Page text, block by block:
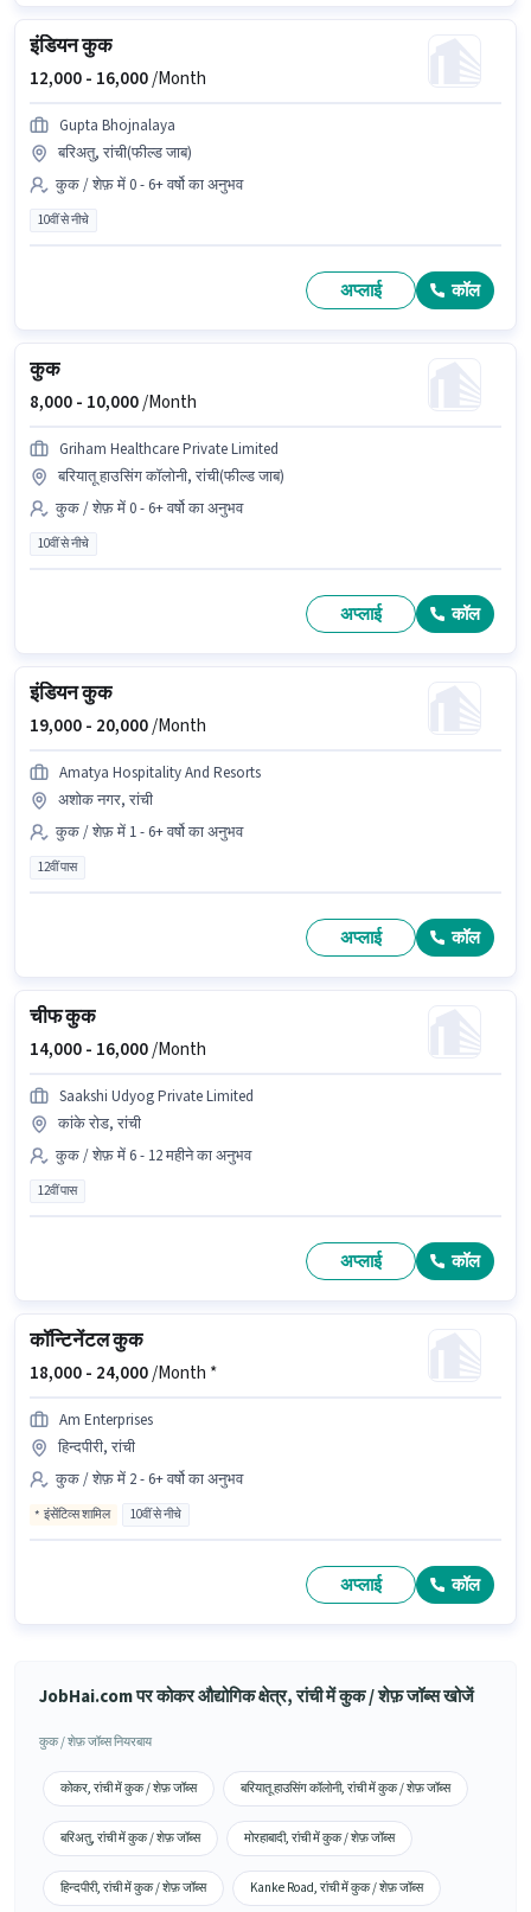
इंडियन कुक
12,000 - 16,000/Month
Gupta Bhojnalaya
बरिअतु, रांची(फील्ड जाब)
कुक / शेफ़ में 0 - 6+ वर्षो का अनुभव
10वीं से नीचे
अप्लाई कॉल
कुक
8,000 - 10,000/Month
Griham Healthcare Private Limited
बरियातू हाउसिंग कॉलोनी, रांची(फील्ड जाब)
कुक / शेफ़ में 0 - 6+ वर्षो का अनुभव
10वीं से नीचे
अप्लाई कॉल
इंडियन कुक
19,000 - 20,000/Month
Amatya Hospitality And Resorts
अशोक नगर, रांची
कुक / शेफ़ में 1 - 6+ वर्षो का अनुभव
12वीं पास
अप्लाई कॉल
चीफ कुक
14,000 - 16,000/Month
Saakshi Udyog Private Limited
कांके रोड, रांची
कुक / शेफ़ में 6 - 12 महीने का अनुभव
12वीं पास
अप्लाई कॉल
कॉन्टिनेंटल कुक
18,000 - 24,000/Month *
Am Enterprises
हिन्दपीरी, रांची
कुक / शेफ़ में 2 - 6+ वर्षो का अनुभव
इंसेंटिव्स शामिल 10वीं से नीचे
अप्लाई कॉल
JobHai.com पर कोकर औद्योगिक क्षेत्र, रांची में कुक / शेफ़ जॉब्स खोजें
कुक / शेफ़ जॉब्स नियरबाय
कोकर, रांची में कुक / शेफ़ जॉब्स बरियातू हाउसिंग कॉलोनी, रांची में कुक / शेफ़ जॉब्स
बरिअतु, रांची में कुक / शेफ़ जॉब्स मोरहाबादी, रांची में कुक / शेफ़ जॉब्स
हिन्दपीरी, रांची में कुक / शेफ़ जॉब्स Kanke Road, रांची में कुक / शेफ़ जॉब्स